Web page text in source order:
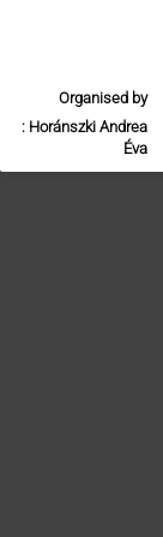
Organised by
: Horánszki Andrea
Éva